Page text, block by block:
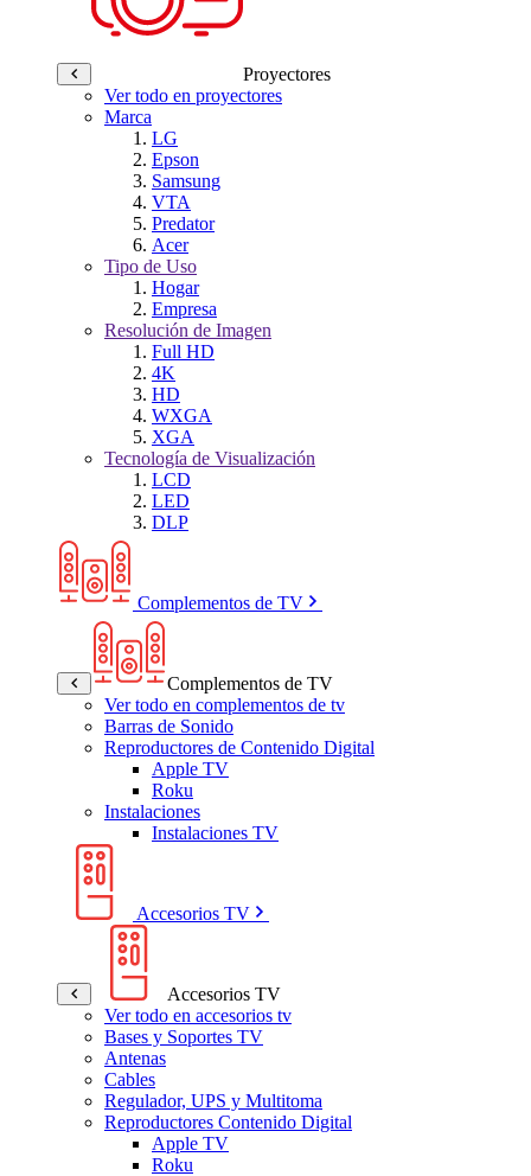
Proyectores
Ver todo en proyectores
Marca
LG
Epson
Samsung
VTA
Predator
Acer
Tipo de Uso
Hogar
Empresa
Resolución de Imagen
Full HD
4K
HD
WXGA
XGA
Tecnología de Visualización
LCD
LED
DLP
Complementos de TV
Complementos de TV
Ver todo en complementos de tv
Barras de Sonido
Reproductores de Contenido Digital
Apple TV
Roku
Instalaciones
Instalaciones TV
Accesorios TV
Accesorios TV
Ver todo en accesorios tv
Bases y Soportes TV
Antenas
Cables
Regulador, UPS y Multitoma
Reproductores Contenido Digital
Apple TV
Roku